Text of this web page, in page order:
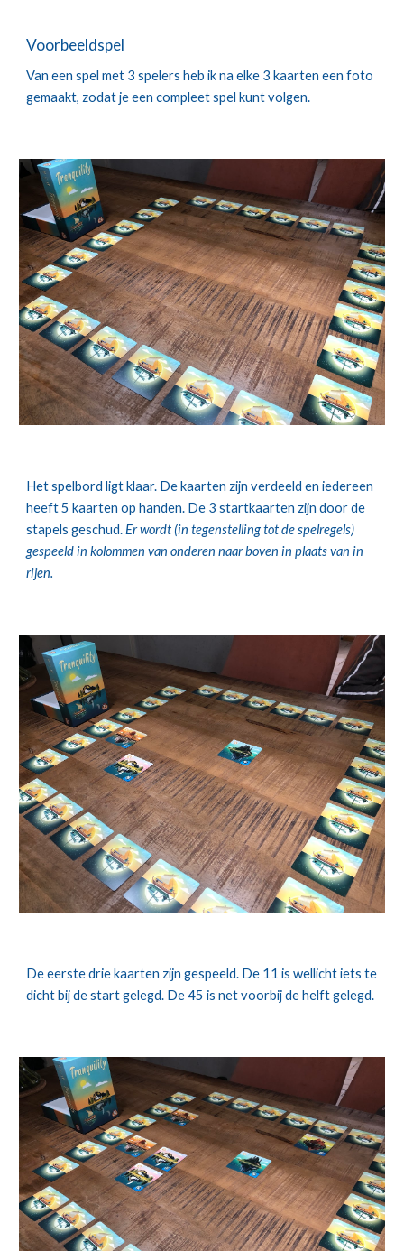
Voorbeeldspel
Van een spel met 3 spelers heb ik na elke 3 kaarten een foto
gemaakt, zodat je een compleet spel kunt volgen.
Het spelbord ligt klaar. De kaarten zijn verdeeld en iedereen
heeft 5 kaarten op handen. De 3 startkaarten zijn door de
stapels geschud. Er wordt (in tegenstelling tot de spelregels)
gespeeld in kolommen van onderen naar boven in plaats van in
rijen.
De eerste drie kaarten zijn gespeeld. De 11 is wellicht iets te
dicht bij de start gelegd. De 45 is net voorbij de helft gelegd.